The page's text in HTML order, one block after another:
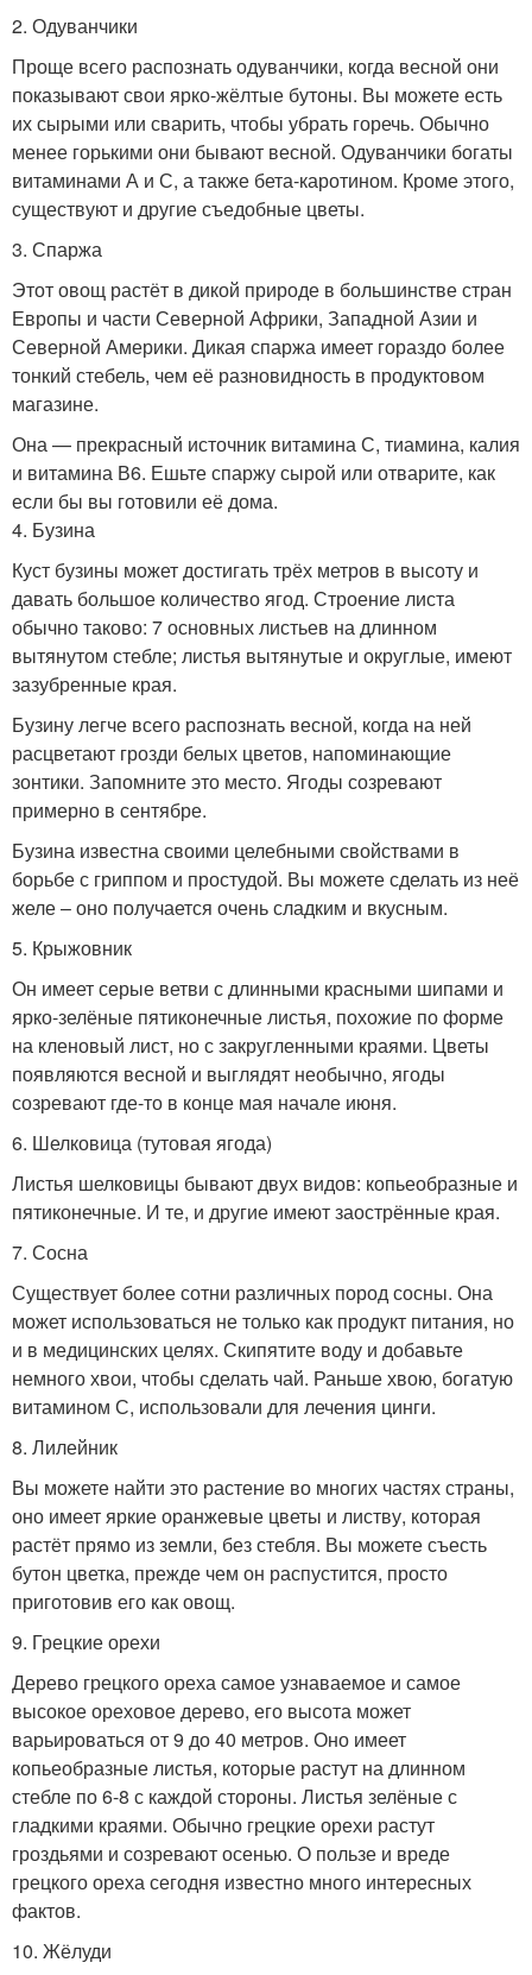
2. Одуванчики
Проще всего распознать одуванчики, когда весной они
показывают свои ярко-жёлтые бутоны. Вы можете есть
их сырыми или сварить, чтобы убрать горечь. Обычно
менее горькими они бывают весной. Одуванчики богаты
витаминами А и С, а также бета-каротином. Кроме этого,
существуют и другие съедобные цветы.
3. Спаржа
Этот овощ растёт в дикой природе в большинстве стран
Европы и части Северной Африки, Западной Азии и
Северной Америки. Дикая спаржа имеет гораздо более
тонкий стебель, чем её разновидность в продуктовом
магазине.
Она — прекрасный источник витамина С, тиамина, калия
и витамина В6. Ешьте спаржу сырой или отварите, как
если бы вы готовили её дома.
4. Бузина
Куст бузины может достигать трёх метров в высоту и
давать большое количество ягод. Строение листа
обычно таково: 7 основных листьев на длинном
вытянутом стебле; листья вытянутые и округлые, имеют
зазубренные края.
Бузину легче всего распознать весной, когда на ней
расцветают грозди белых цветов, напоминающие
зонтики. Запомните это место. Ягоды созревают
примерно в сентябре.
Бузина известна своими целебными свойствами в
борьбе с гриппом и простудой. Вы можете сделать из неё
желе – оно получается очень сладким и вкусным.
5. Крыжовник
Он имеет серые ветви с длинными красными шипами и
ярко-зелёные пятиконечные листья, похожие по форме
на кленовый лист, но с закругленными краями. Цветы
появляются весной и выглядят необычно, ягоды
созревают где-то в конце мая начале июня.
6. Шелковица (тутовая ягода)
Листья шелковицы бывают двух видов: копьеобразные и
пятиконечные. И те, и другие имеют заострённые края.
7. Сосна
Существует более сотни различных пород сосны. Она
может использоваться не только как продукт питания, но
и в медицинских целях. Скипятите воду и добавьте
немного хвои, чтобы сделать чай. Раньше хвою, богатую
витамином С, использовали для лечения цинги.
8. Лилейник
Вы можете найти это растение во многих частях страны,
оно имеет яркие оранжевые цветы и листву, которая
растёт прямо из земли, без стебля. Вы можете съесть
бутон цветка, прежде чем он распустится, просто
приготовив его как овощ.
9. Грецкие орехи
Дерево грецкого ореха самое узнаваемое и самое
высокое ореховое дерево, его высота может
варьироваться от 9 до 40 метров. Оно имеет
копьеобразные листья, которые растут на длинном
стебле по 6-8 с каждой стороны. Листья зелёные с
гладкими краями. Обычно грецкие орехи растут
гроздьями и созревают осенью. О пользе и вреде
грецкого ореха сегодня известно много интересных
фактов.
10. Жёлуди